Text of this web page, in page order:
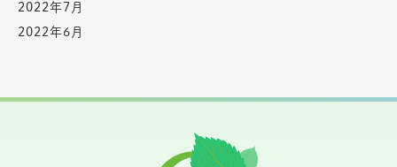
2022年7月
2022年6月